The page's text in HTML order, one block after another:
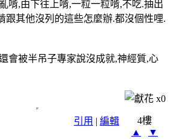
啃,由下往上啃,一粒一粒啃,不吃.抽出
跟其他沒列的這些怎麼辦.都沒個性哩.
會被半吊子專家說沒成就,神經質,心
x0
引用 | 編輯
4樓
▲
▼